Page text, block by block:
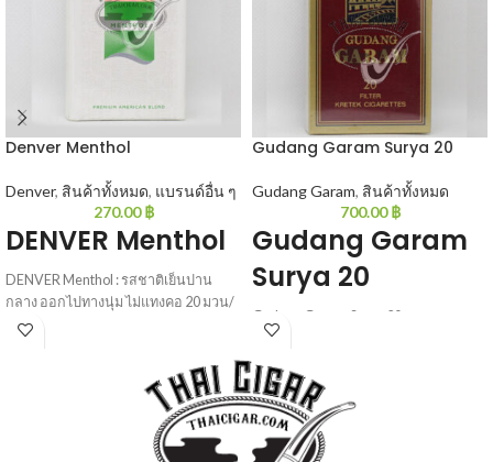
Denver Menthol
Denver, สินค้าทั้งหมด, แบรนด์อื่น ๆ
270.00฿
DENVER Menthol
DENVER Menthol : รสชาติเย็นปาน
กลาง ออกไปทางนุ่ม ไม่แทงคอ 20 มวน/
ซอง
Gudang Garam Surya 20
Gudang Garam, สินค้าทั้งหมด
700.00฿
Gudang Garam
Surya 20
Gudang Garam Surya 20 : กาแรมสูตร
ดั้งเดิม ซองใหญ่ มวนใหญ่ สูบดีไม่แสบ
คอ 20 มวน/ซอง